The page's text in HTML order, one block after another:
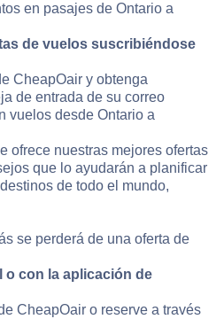
en pasajes de Ontario a
de vuelos suscribiéndose
CheapOair y obtenga
de entrada de su correo
vuelos desde Ontario a
ofrece nuestras mejores ofertas
que lo ayudarán a planificar
de todo el mundo,
se perderá de una oferta de
o con la aplicación de
CheapOair o reserve a través